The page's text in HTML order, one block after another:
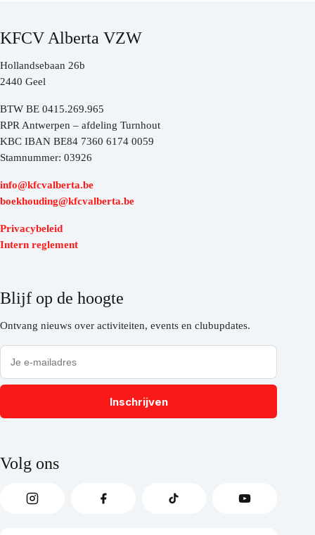
KFCV Alberta VZW
Hollandsebaan 26b
2440 Geel
BTW BE 0415.269.965
RPR Antwerpen – afdeling Turnhout
KBC IBAN BE84 7360 6174 0059
Stamnummer: 03926
info@kfcvalberta.be
boekhouding@kfcvalberta.be
Privacybeleid
Intern reglement
Blijf op de hoogte
Ontvang nieuws over activiteiten, events en clubupdates.
Inschrijven
Volg ons